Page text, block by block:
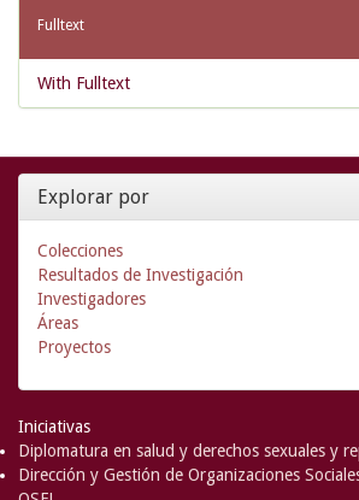
Fulltext
With Fulltext
Explorar por
Colecciones
Resultados de Investigación
Investigadores
Áreas
Proyectos
Iniciativas
Diplomatura en salud y derechos sexuales y
Dirección y Gestión de Organizaciones